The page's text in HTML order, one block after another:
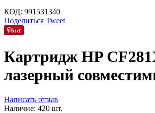
КОД: 991531340
Поделиться Tweet
Картридж HP
лазерный
Написать отзыв
Наличие: 420 шт.